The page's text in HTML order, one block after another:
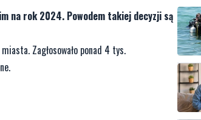
na rok 2024. Powodem takiej decyzji są
Zagłosowało ponad 4 tys.